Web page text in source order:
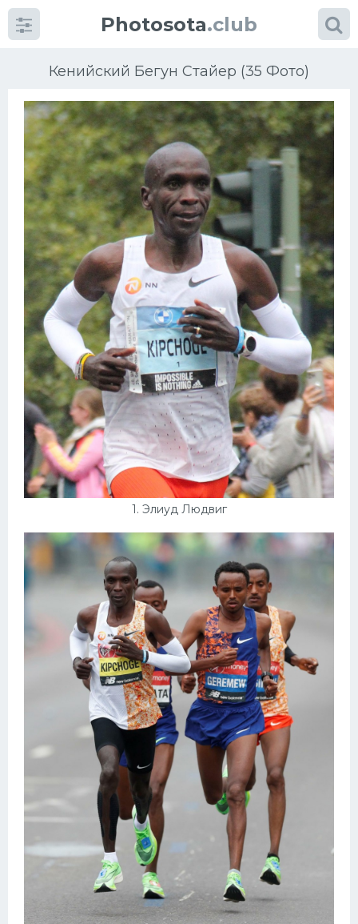
Photosota.club
Кенийский Бегун Стайер (35 Фото)
1. Элиуд Людвиг
Категории Фото
Много картинок...
Футбол
Баскетбол
Хоккей
Велогонки
Конькобежный спорт
Тренажеры
Интерьеры квартир